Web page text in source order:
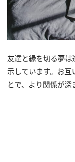
友達と縁を切る夢は
示しています。お互
とで、より関係が深